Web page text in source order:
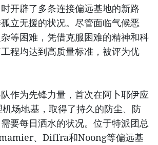
开辟了多条连接偏远基地的新路
立无援的状况。尽管面临气候恶
等困难，凭借克服困难的精神和科
程均达到高质量标准，被评为优
作为先锋力量，首次在阿卜耶伊应
场地基，取得了持久的防尘、防
要每日洒水的状况。位于特派团总
、Diffra和Noong等偏远基